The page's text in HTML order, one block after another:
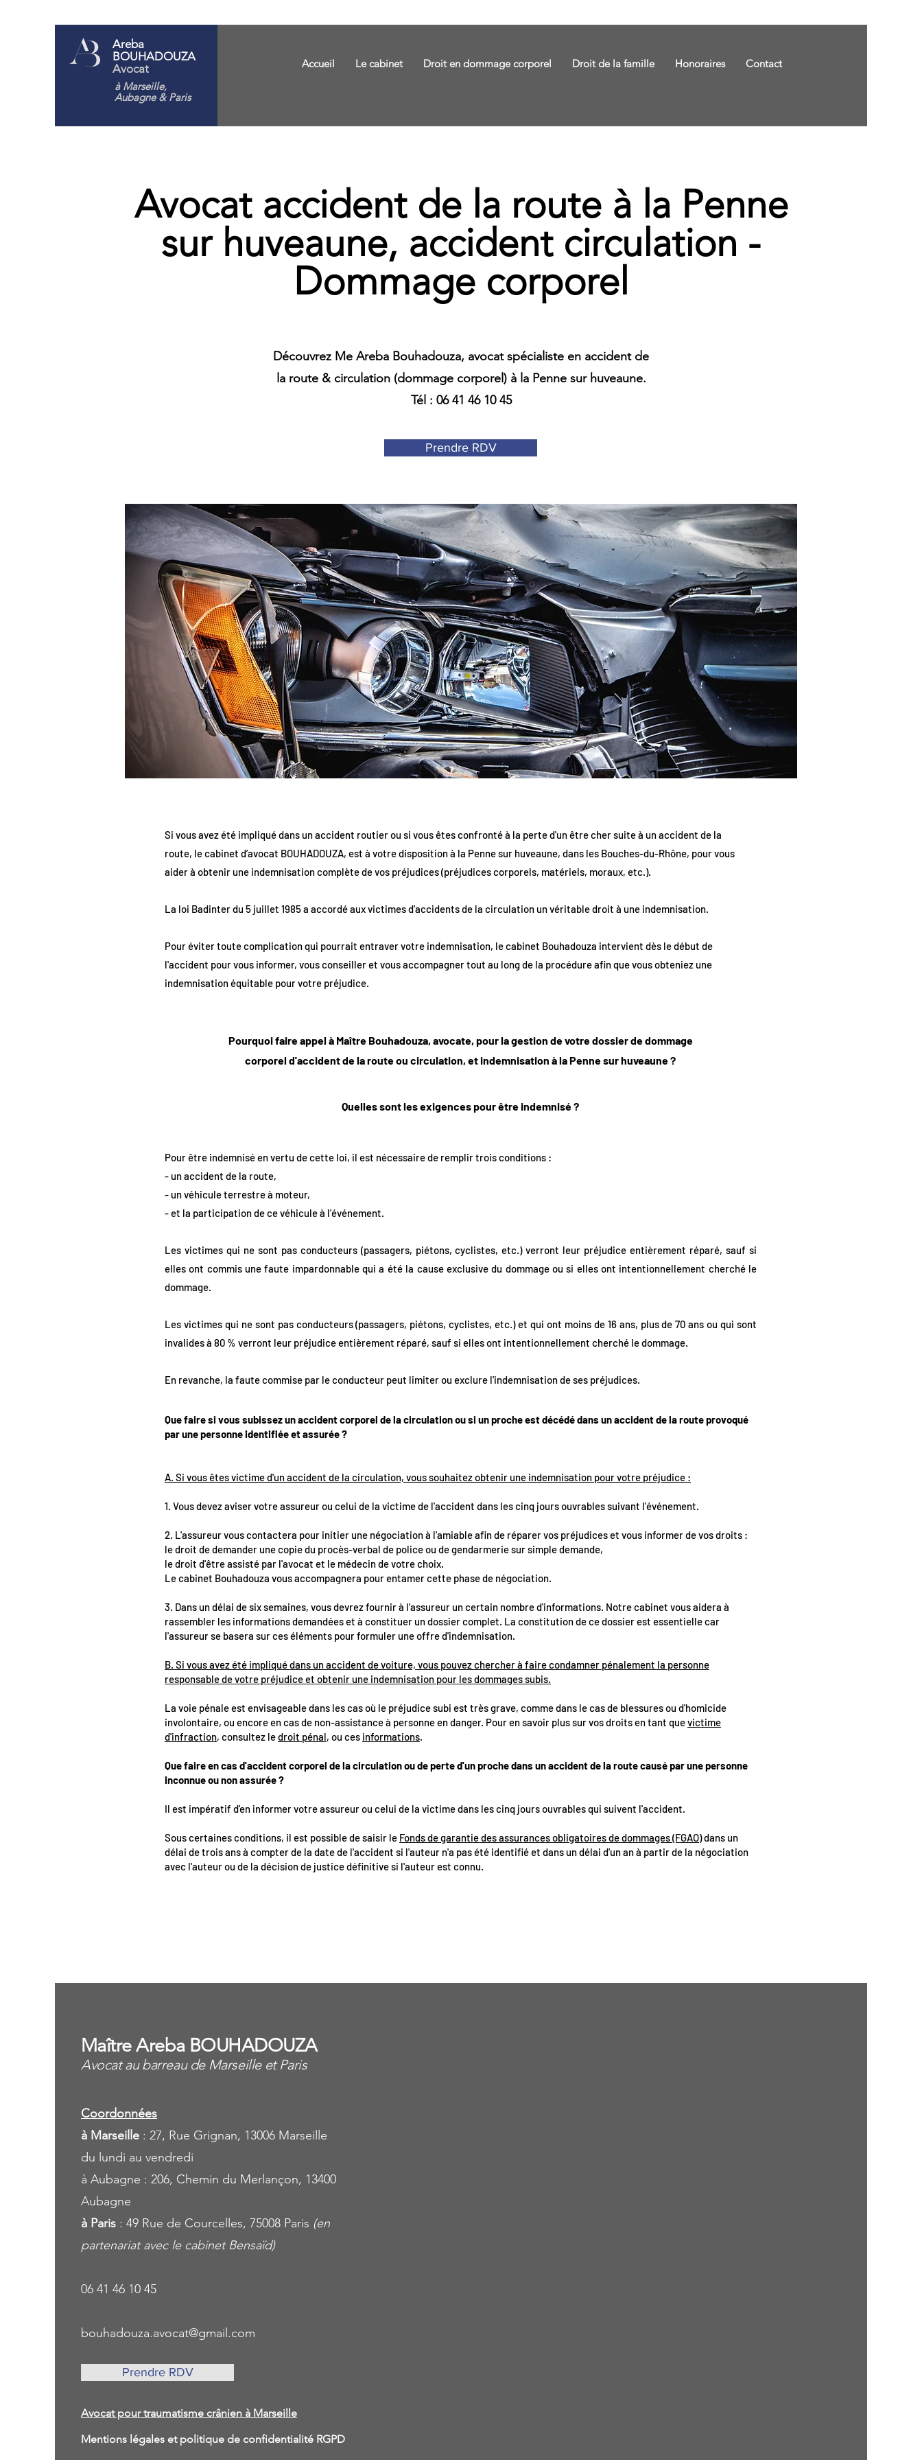
Areba
BOUHADOUZA
Avocat
à Marseille,
Aubagne& Paris
Accueil Le cabinet Droit en dommage corporel Droit de la famille Honoraires Contact
Avocat accident de la route à la Penne
sur huveaune, accident circulation -
Dommage corporel
Découvrez Me Areba Bouhadouza, avocat spécialiste en accident de
la route & circulation (dommage corporel) à la Penne sur huveaune.
Tél : 06 41 46 10 45
Prendre RDV
Si vous avez été impliqué dans un accident routier ou si vous êtes confronté à la perte d'un être cher suite à un accident de la
route, le cabinet d’avocat BOUHADOUZA, est à votre disposition à la Penne sur huveaune, dans les Bouches-du-Rhône, pour vous
aider à obtenir une indemnisation complète de vos préjudices (préjudices corporels, matériels, moraux, etc.).
La loi Badinter du 5 juillet 1985 a accordé aux victimes d'accidents de la circulation un véritable droit à une indemnisation.
Pour éviter toute complication qui pourrait entraver votre indemnisation, le cabinet Bouhadouza intervient dès le début de
l'accident pour vous informer, vous conseiller et vous accompagner tout au long de la procédure afin que vous obteniez une
indemnisation équitable pour votre préjudice.
Pourquoi faire appel à Maître Bouhadouza, avocate, pour la gestion de votre dossier de dommage
corporel d'accident de la route ou circulation, et indemnisation à la Penne sur huveaune ?
Quelles sont les exigences pour être indemnisé ?
Pour être indemnisé en vertu de cette loi, il est nécessaire de remplir trois conditions :
- un accident de la route,
- un véhicule terrestre à moteur,
- et la participation de ce véhicule à l'événement.
Les victimes qui ne sont pas conducteurs (passagers, piétons, cyclistes, etc.) verront leur préjudice entièrement réparé, sauf si
elles ont commis une faute impardonnable qui a été la cause exclusive du dommage ou si elles ont intentionnellement cherché le
dommage.
Les victimes qui ne sont pas conducteurs (passagers, piétons, cyclistes, etc.) et qui ont moins de 16 ans, plus de 70 ans ou qui sont
invalides à 80 % verront leur préjudice entièrement réparé, sauf si elles ont intentionnellement cherché le dommage.
En revanche, la faute commise par le conducteur peut limiter ou exclure l'indemnisation de ses préjudices.
Que faire si vous subissez un accident corporel de la circulation ou si un proche est décédé dans un accident de la route provoqué
par une personne identifiée et assurée ?
A. Si vous êtes victime d'un accident de la circulation, vous souhaitez obtenir une indemnisation pour votre préjudice :
1. Vous devez aviser votre assureur ou celui de la victime de l'accident dans les cinq jours ouvrables suivant l'événement.
2. L'assureur vous contactera pour initier une négociation à l'amiable afin de réparer vos préjudices et vous informer de vos droits :
le droit de demander une copie du procès-verbal de police ou de gendarmerie sur simple demande,
le droit d'être assisté par l'avocat et le médecin de votre choix.
Le cabinet Bouhadouza vous accompagnera pour entamer cette phase de négociation.
3. Dans un délai de six semaines, vous devrez fournir à l'assureur un certain nombre d'informations. Notre cabinet vous aidera à
rassembler les informations demandées et à constituer un dossier complet. La constitution de ce dossier est essentielle car
l'assureur se basera sur ces éléments pour formuler une offre d'indemnisation.
B. Si vous avez été impliqué dans un accident de voiture, vous pouvez chercher à faire condamner pénalement la personne
responsable de votre préjudice et obtenir une indemnisation pour les dommages subis.
La voie pénale est envisageable dans les cas où le préjudice subi est très grave, comme dans le cas de blessures ou d'homicide
involontaire, ou encore en cas de non-assistance à personne en danger. Pour en savoir plus sur vos droits en tant quevictime
d'infraction, consultez ledroit pénal, ou ces informations.
Que faire en cas d'accident corporel de la circulation ou de perte d'un proche dans un accident de la route causé par une personne
inconnue ou non assurée ?
Il est impératif d'en informer votre assureur ou celui de la victime dans les cinq jours ouvrables qui suivent l'accident.
Sous certaines conditions, il est possible de saisir le Fonds de garantie des assurances obligatoires de dommages (FGAO)dans un
délai de trois ans à compter de la date de l'accident si l'auteur n'a pas été identifié et dans un délai d'un an à partir de la négociation
avec l'auteur ou de la décision de justice définitive si l'auteur est connu.
Maître Areba BOUHADOUZA
Avocat au barreau de Marseille et Paris
Coordonnées
à Marseille : 27, Rue Grignan, 13006 Marseille
du lundi au vendredi
à Aubagne : 206, Chemin du Merlançon, 13400
Aubagne
à Paris : 49 Rue de Courcelles, 75008 Paris (en
partenariat avec le cabinet Bensaïd)
06 41 46 10 45
bouhadouza.avocat@gmail.com
Prendre RDV
Avocat pour traumatisme crânien à Marseille
Mentions légales et politique de confidentialité RGPD